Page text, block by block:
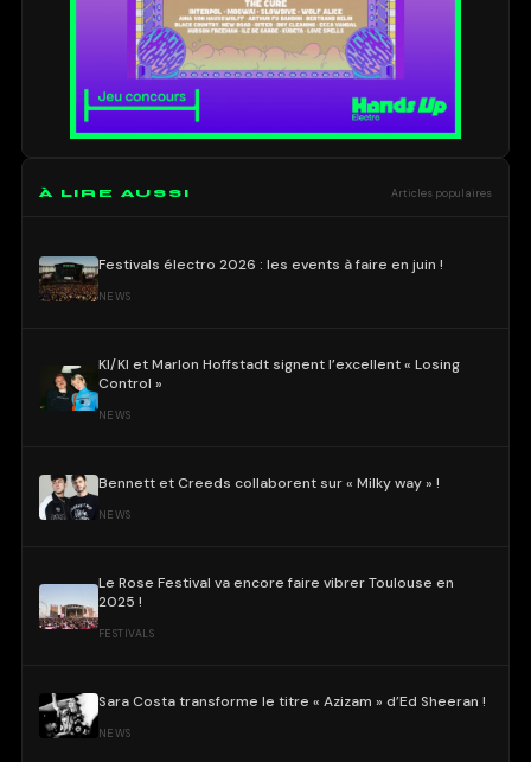
À LIRE AUSSI Articles populaires
Festivals électro 2026 : les events à faire en juin !
NEWS
KI/KI et Marlon Hoffstadt signent l’excellent « Losing
Control »
NEWS
Bennett et Creeds collaborent sur « Milky way » !
NEWS
Le Rose Festival va encore faire vibrer Toulouse en
2025 !
FESTIVALS
Sara Costa transforme le titre « Azizam » d’Ed Sheeran !
NEWS